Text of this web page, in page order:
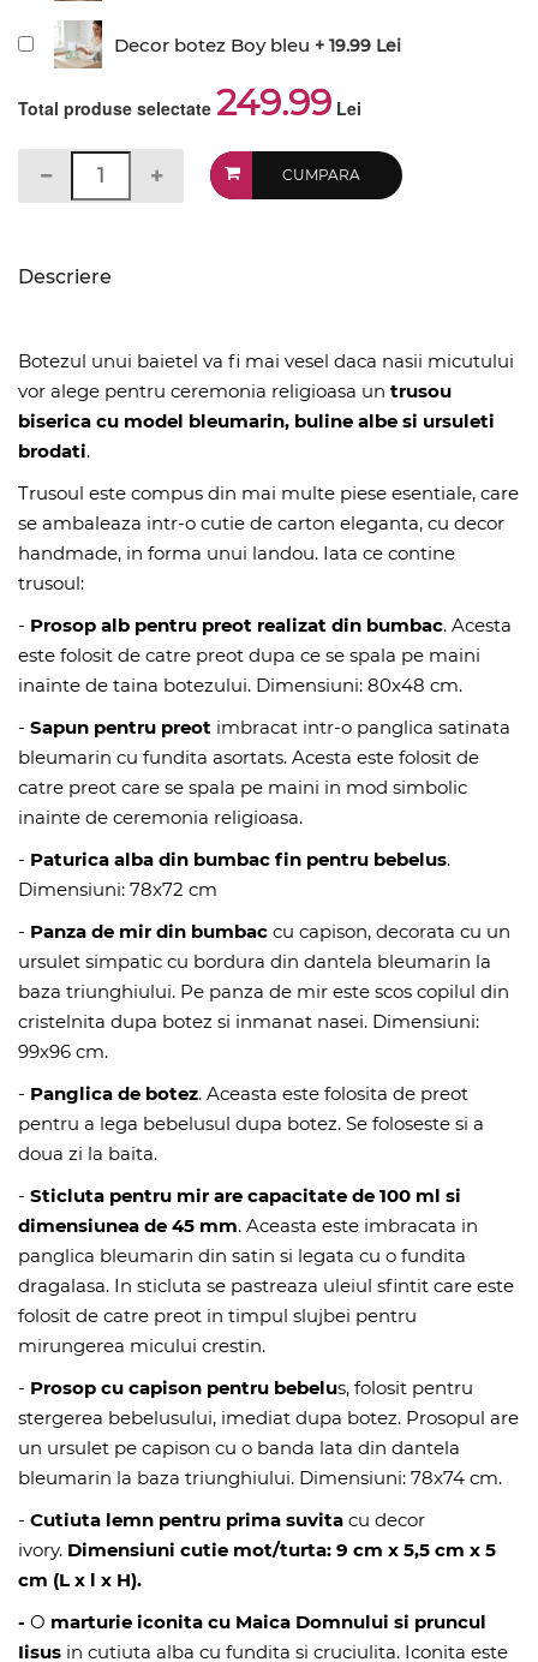
Decor botez Boy bleu + 19.99 Lei
Total produse selectate 249.99 Lei
CUMPARA
Descriere
Botezul unui baietel va fi mai vesel daca nasii micutului
vor alege pentru ceremonia religioasa un trusou
biserica cu model bleumarin, buline albe si ursuleti
brodati.
Trusoul este compus din mai multe piese esentiale, care
se ambaleaza intr-o cutie de carton eleganta, cu decor
handmade, in forma unui landou. Iata ce contine
trusoul:
- Prosop alb pentru preot realizat din bumbac. Acesta
este folosit de catre preot dupa ce se spala pe maini
inainte de taina botezului. Dimensiuni: 80x48 cm.
- Sapun pentru preot imbracat intr-o panglica satinata
bleumarin cu fundita asortats. Acesta este folosit de
catre preot care se spala pe maini in mod simbolic
inainte de ceremonia religioasa.
- Paturica alba din bumbac fin pentru bebelus.
Dimensiuni: 78x72 cm
- Panza de mir din bumbac cu capison, decorata cu un
ursulet simpatic cu bordura din dantela bleumarin la
baza triunghiului. Pe panza de mir este scos copilul din
cristelnita dupa botez si inmanat nasei. Dimensiuni:
99x96 cm.
- Panglica de botez. Aceasta este folosita de preot
pentru a lega bebelusul dupa botez. Se foloseste si a
doua zi la baita.
- Sticluta pentru mir are capacitate de 100 ml si
dimensiunea de 45 mm. Aceasta este imbracata in
panglica bleumarin din satin si legata cu o fundita
dragalasa. In sticluta se pastreaza uleiul sfintit care este
folosit de catre preot in timpul slujbei pentru
mirungerea micului crestin.
- Prosop cu capison pentru bebelus, folosit pentru
stergerea bebelusului, imediat dupa botez. Prosopul are
un ursulet pe capison cu o banda lata din dantela
bleumarin la baza triunghiului. Dimensiuni: 78x74 cm.
- Cutiuta lemn pentru prima suvita cu decor
ivory. Dimensiuni cutie mot/turta: 9 cm x 5,5 cm x 5
cm (L x l x H).
- O marturie iconita cu Maica Domnului si pruncul
Iisus in cutiuta alba cu fundita si cruciulita. Iconita este